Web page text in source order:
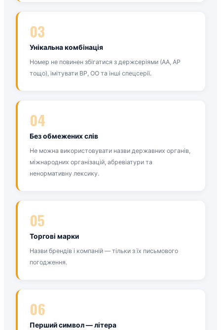
03
Унікальна комбінація
Номер не повинен збігатися з держсеріями (АА, АР
тощо), імітувати ВР, ОО та інші спецсерії.
04
Без обмежених слів
Не можна використовувати назви державних органів,
міжнародних організацій, абревіатури та
ненормативну лексику.
05
Торгові марки
Назви брендів і компаній — тільки з їх письмового
погодження.
06
Перший символ — літера